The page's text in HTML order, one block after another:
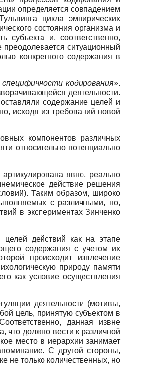
определяется совпадением
цикла эмпирических
состояния организма и
субъекта и, соответственно,
ситуационный
конкретного содержания в
кодирования».
деятельности.
содержание целей и
исходя из требований новой
компонентов различных
относительно потенциально
явно, реально
действие решения
Таким образом, широко
с различными, но,
в экспериментах Зинченко
действий как на этапе
содержания с учетом их
происходит извлечение
природу памяти
как условие осуществления
деятельности (мотивы,
цель, принятую субъектом в
данная извне
что должно вести к различной
место в иерархии занимает
С другой стороны,
не только количественных, но